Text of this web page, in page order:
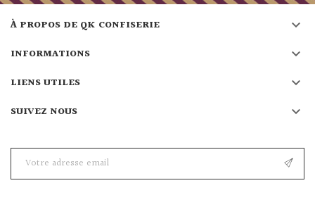
À PROPOS DE QK CONFISERIE 
INFORMATIONS 
LIENS UTILES 
SUIVEZ NOUS 